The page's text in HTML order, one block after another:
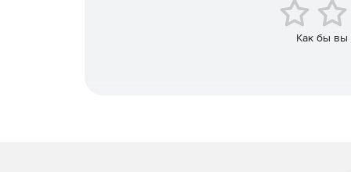
Как бы вы